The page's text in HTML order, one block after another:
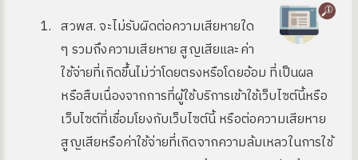
สวพส. จะไม่รับผิดต่อความเสียหายใด
ๆ รวมถึงความเสียหาย สูญเสียและค่า
ใช้จ่ายที่เกิดขึ้นไม่ว่าโดยตรงหรือโดยอ้อม ที่เป็นผล
หรือสืบเนื่องจากการที่ผู้ใช้บริการเข้าใช้เว็บไซต์นี้หรือ
เว็บไซต์ที่เชื่อมโยงกับเว็บไซต์นี้ หรือต่อความเสียหาย
สูญเสียหรือค่าใช้จ่ายที่เกิดจากความล้มเหลวในการใช้